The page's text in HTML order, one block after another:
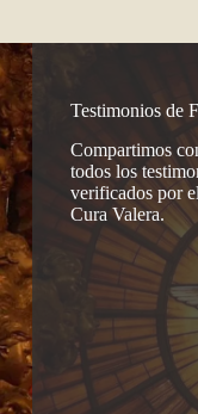
contenido
Testimonios de
Compartimos
todos los
verificados por
Cura Valera.